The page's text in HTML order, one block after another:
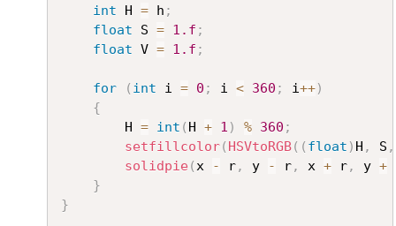
int H = h ;
float S = 1.f ;
float V = 1.f ;
for ( int i = 0 ; i < 360 ; i++)
{
		H
= int ( H + 1 ) % 360 ;
setfillcolor( HSVtoRGB( ( float ) H , S ,
solidpie(x - r, y - r, x + r, y +
}
}